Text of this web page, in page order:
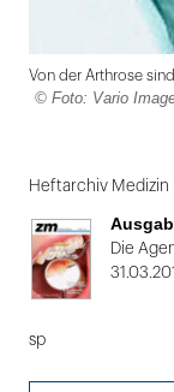
Von der Arthrose
© Foto: Vario
1
von
2
Heftarchiv Medizin
Die
sp